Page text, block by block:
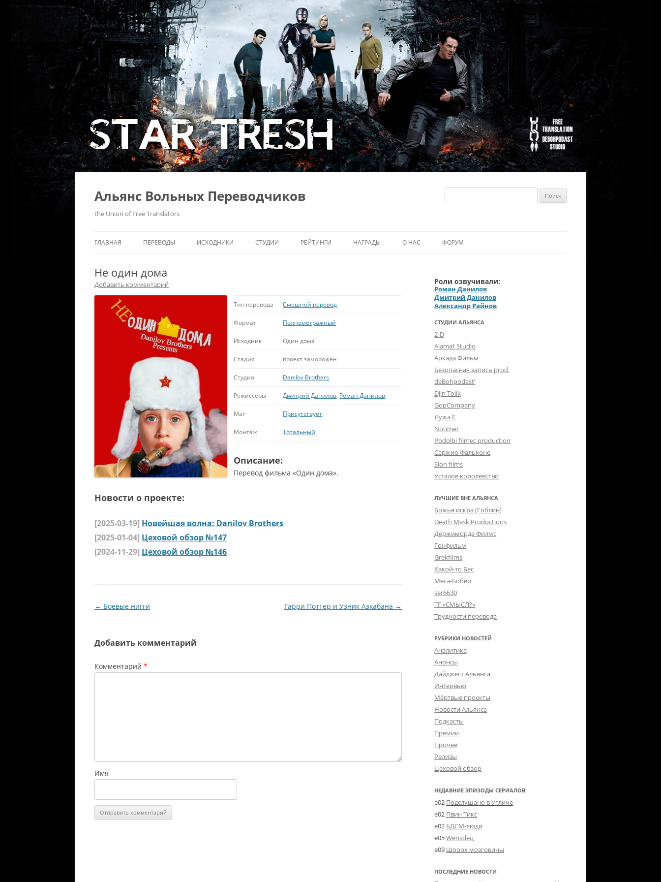
Альянс Вольных Переводчиков
the Union of Free Translators
Найти:
ГЛАВНАЯ ПЕРЕВОДЫ ИСХОДНИКИ СТУДИИ РЕЙТИНГИ НАГРАДЫ О НАС
ВСТУПЛЕНИЕ В АЛЬЯНС
ИСТОРИЯ АЛЬЯНСА
ФОРУМ
Не один дома
Добавить комментарий
Тип перевода Смешной перевод
Формат Полнометражный
Исходник Один дома
Стадия проект заморожен
Студия Danilov Brothers
Режиссёры Дмитрий Данилов, Роман Данилов
Мат Присутствует
Монтаж Тотальный
Описание:
Перевод фильма «Один дома».
Новости о проекте:
[2025-03-19] Новейшая волна: Danilov Brothers
[2025-01-04] Цеховой обзор №147
[2024-11-29] Цеховой обзор №146
Навигация по записям
← Боевые нигги Гарри Поттер и Узник Азкабана →
Добавить комментарий
Комментарий *
Имя
Роли озвучивали:
Роман Данилов
Дмитрий Данилов
Александр Райнов
СТУДИИ АЛЬЯНСА
2-D
Alamat Studio
Аркада Фильм
Безопасная запись prod.
deBohpodast’
Djin Tolik
GopCompany
Лужа Ё
Notimer
Podolbi filmec production
Сержио Фальконе
Slon films
Усталое королевство
ЛУЧШИЕ ВНЕ АЛЬЯНСА
Божья искра (Гоблин)
Death Mask Productions
Держиморда Филмс
Гонфильм
Grekfilms
Какой-то Бес
Мега-Бобёр
ser6630
ТГ «СМЫСЛ?»
Трудности перевода
РУБРИКИ НОВОСТЕЙ
Аналитика
Анонсы
Дайджест Альянса
Интервью
Мёртвые проекты
Новости Альянса
Подкасты
Премии
Прочее
Релизы
Цеховой обзор
НЕДАВНИЕ ЭПИЗОДЫ СЕРИАЛОВ
e02 Подслушано в Угличе
e02 Пвин Тикс
e02 БДСМ-люди
e05Wensdeц
e09 Шорох мозговины
ПОСЛЕДНИЕ НОВОСТИ